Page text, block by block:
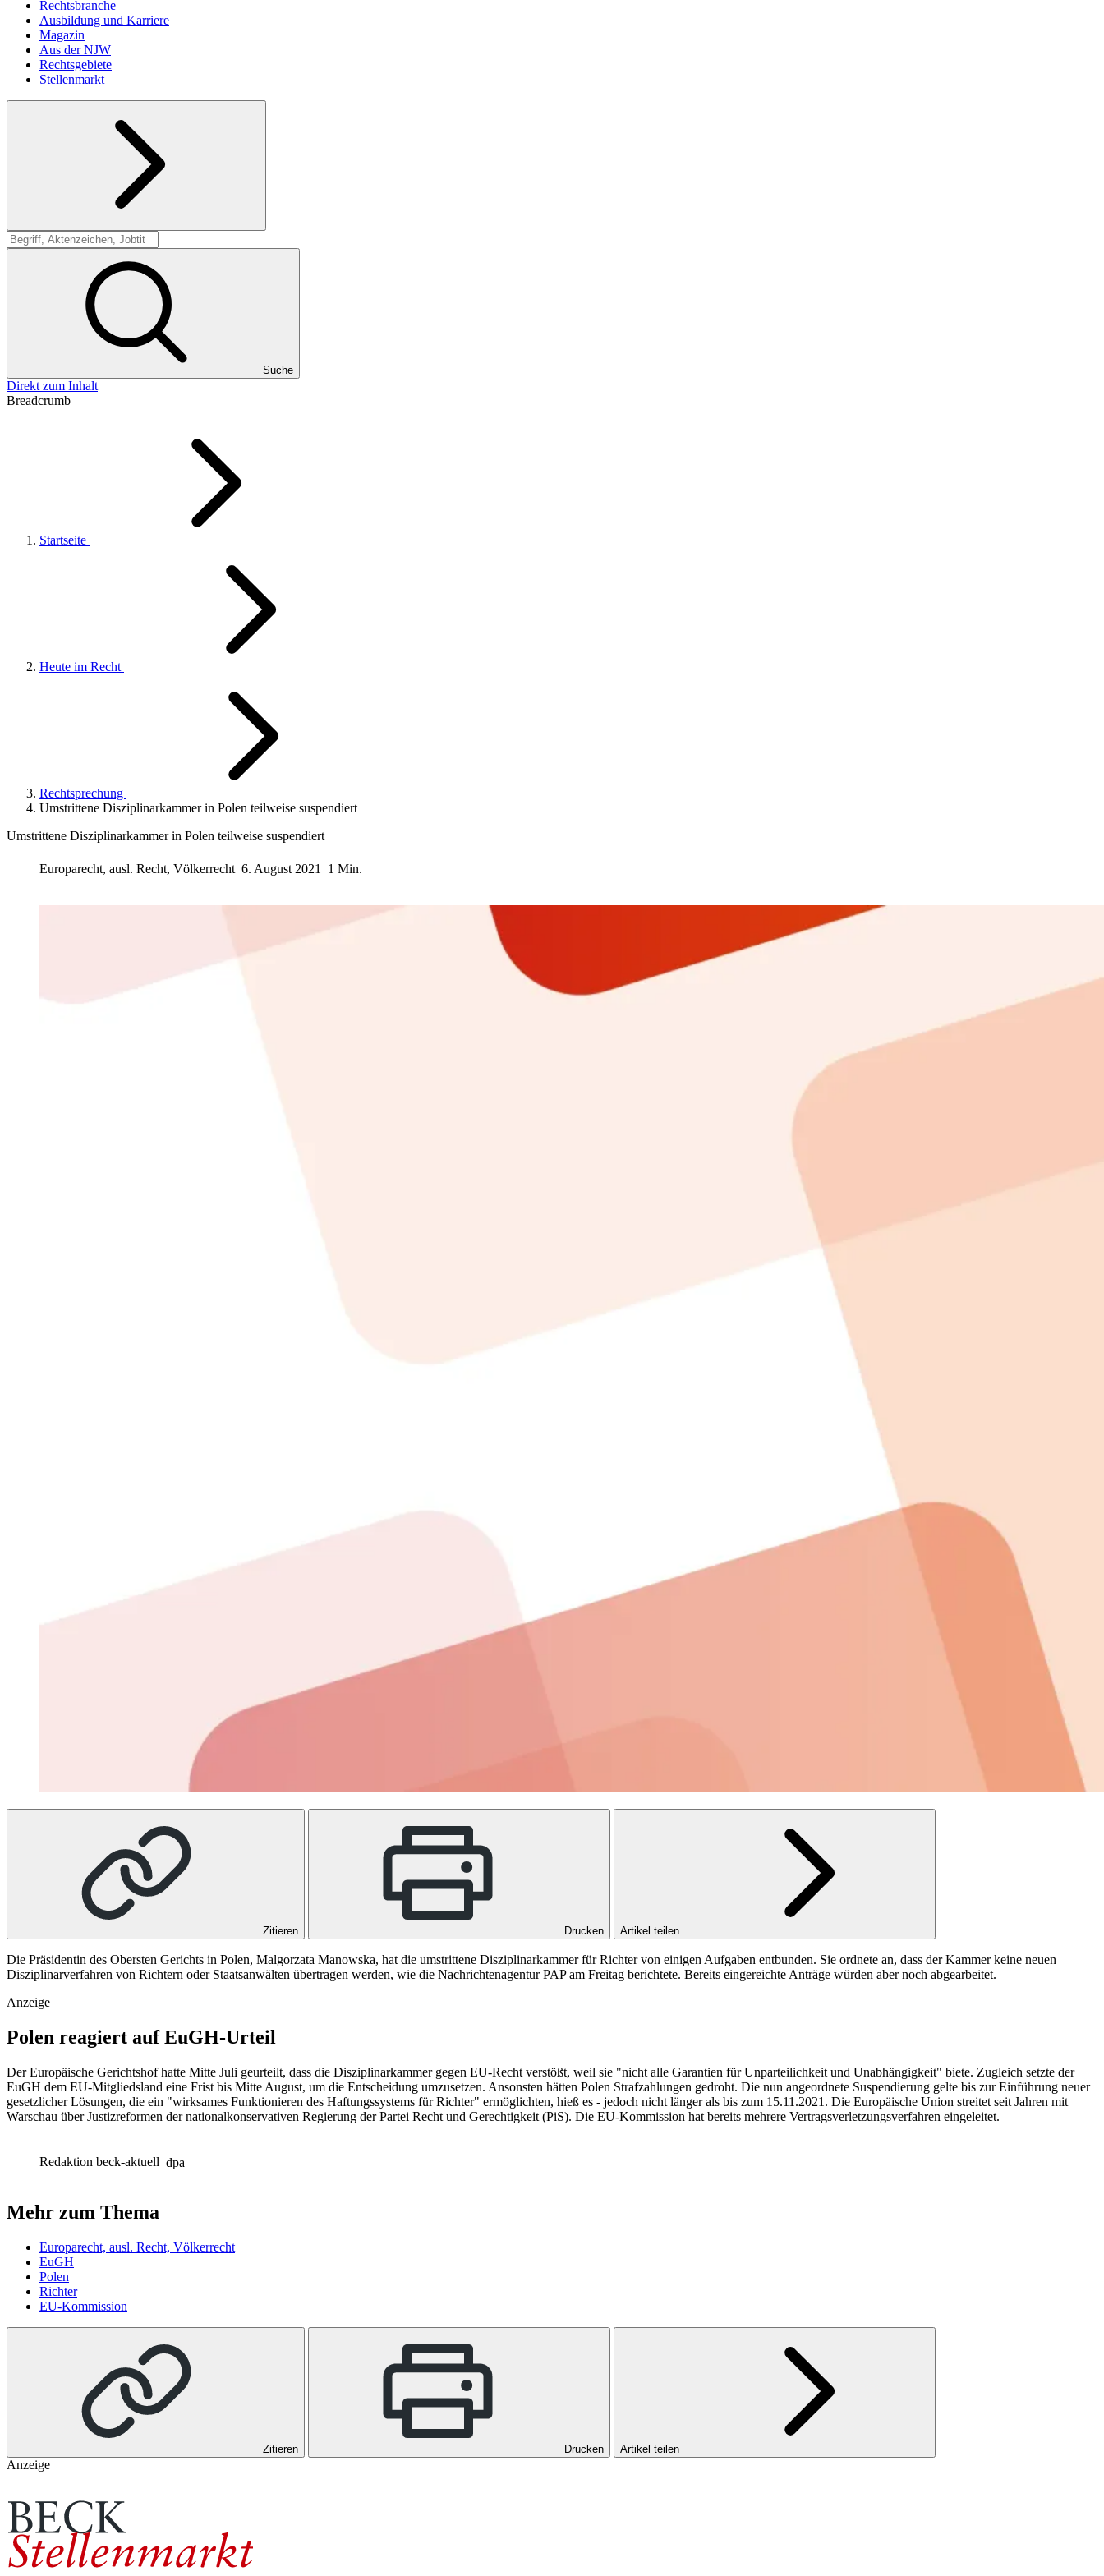
Rechtsbranche
Ausbildung und Karriere
Magazin
Aus der NJW
Rechtsgebiete
Stellenmarkt
Suche
Suche
Direkt zum Inhalt
Breadcrumb
Startseite
Heute im Recht
Rechtsprechung
Umstrittene Disziplinarkammer in Polen teilweise suspendiert
Umstrittene Disziplinarkammer in Polen teilweise suspendiert
Europarecht, ausl. Recht, Völkerrecht 6. August 2021 1 Min.
Zitieren Drucken Artikel teilen
Die Präsidentin des Obersten Gerichts in Polen, Malgorzata Manowska, hat die umstrittene Disziplinarkammer für Richter von einigen Aufgaben entbunden. Sie ordnete an, dass der Kammer keine neuen
Disziplinarverfahren von Richtern oder Staatsanwälten übertragen werden, wie die Nachrichtenagentur PAP am Freitag berichtete. Bereits eingereichte Anträge würden aber noch abgearbeitet.
Anzeige
Polen reagiert auf EuGH-Urteil
Der Europäische Gerichtshof hatte Mitte Juli geurteilt, dass die Disziplinarkammer gegen EU-Recht verstößt, weil sie "nicht alle Garantien für Unparteilichkeit und Unabhängigkeit" biete. Zugleich setzte der
EuGH dem EU-Mitgliedsland eine Frist bis Mitte August, um die Entscheidung umzusetzen. Ansonsten hätten Polen Strafzahlungen gedroht. Die nun angeordnete Suspendierung gelte bis zur Einführung neuer
gesetzlicher Lösungen, die ein "wirksames Funktionieren des Haftungssystems für Richter" ermöglichten, hieß es - jedoch nicht länger als bis zum 15.11.2021. Die Europäische Union streitet seit Jahren mit
Warschau über Justizreformen der nationalkonservativen Regierung der Partei Recht und Gerechtigkeit (PiS). Die EU-Kommission hat bereits mehrere Vertragsverletzungsverfahren eingeleitet.
Redaktion beck-aktuell dpa
Mehr zum Thema
Europarecht, ausl. Recht, Völkerrecht
EuGH
Polen
Richter
EU-Kommission
Zitieren Drucken Artikel teilen
Anzeige